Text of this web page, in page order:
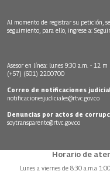
Al momento de registrar su petición,
seguimiento, para ello, ingrese a:
Asesor en línea: lunes 9:30 a.m. - 12 m
(+57) (601) 2200700
Correo de notificaciones
notificacionesjudiciales@rtvc.gov.co
Denuncias por actos de
soytransparente@rtvc.gov.co
Horario de
Lunes a viernes de 8:30 a.m.a